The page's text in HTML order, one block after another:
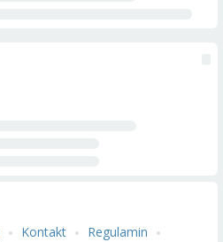
Kontakt
Regulamin